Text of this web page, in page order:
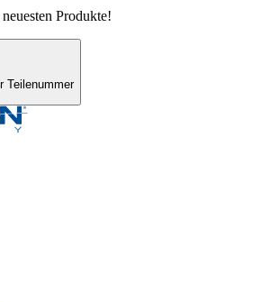
Produkte!
Teilenummer